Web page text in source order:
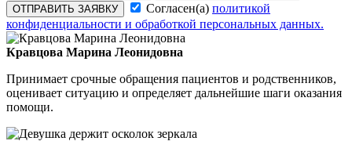
ОТПРАВИТЬ ЗАЯВКУ Согласен(а) политикой
конфиденциальности и обработкой персональных данных.
Кравцова Марина Леонидовна
Принимает срочные обращения пациентов и родственников,
оценивает ситуацию и определяет дальнейшие шаги оказания
помощи.